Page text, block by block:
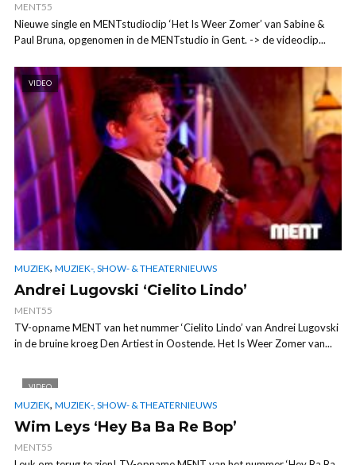
MENT55
Nieuwe single en MENTstudioclip ‘Het Is Weer Zomer’ van Sabine &
Paul Bruna, opgenomen in de MENTstudio in Gent. -> de videoclip...
VIDEO
MUZIEK, MUZIEK-, SHOW- & THEATERNIEUWS
Andrei Lugovski ‘Cielito Lindo’
MENT55
TV-opname MENT van het nummer ‘Cielito Lindo’ van Andrei Lugovski
in de bruine kroeg Den Artiest in Oostende. Het Is Weer Zomer van...
VIDEO
MUZIEK, MUZIEK-, SHOW- & THEATERNIEUWS
Wim Leys ‘Hey Ba Ba Re Bop’
MENT55